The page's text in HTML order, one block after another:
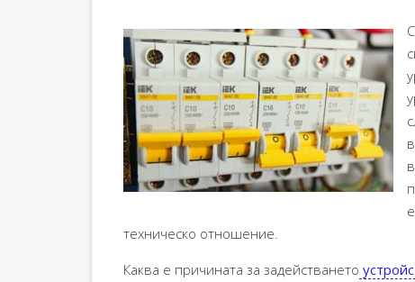
техническо отношение.
Каква е причината за задействането